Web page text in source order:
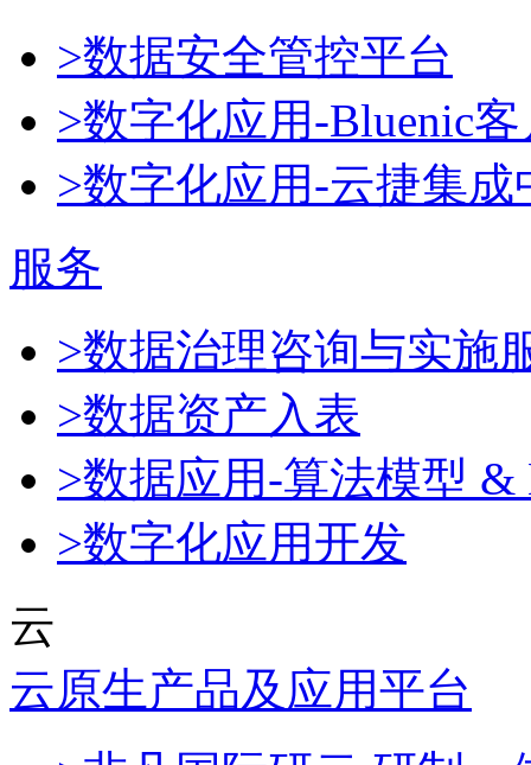
>数据安全管控平台
>数字化应用-Bluenic
>数字化应用-云捷集成
服务
>数据治理咨询与实施
>数据资产入表
>数据应用-算法模型 &
>数字化应用开发
云
云原生产品及应用平台